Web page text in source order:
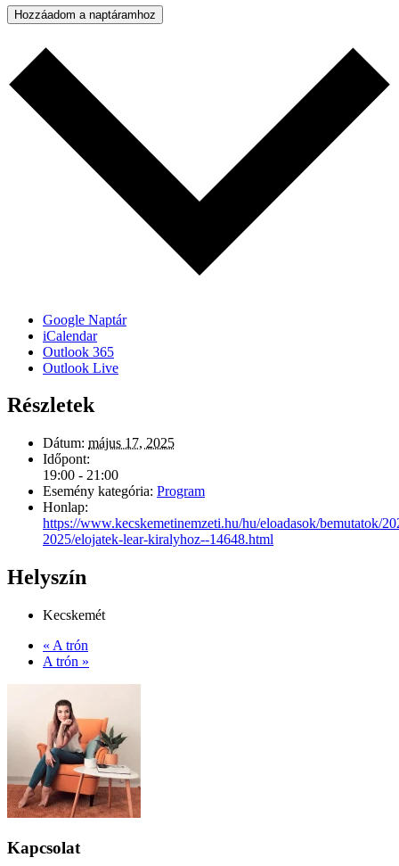
Hozzáadom a naptáramhoz
Google Naptár
iCalendar
Outlook 365
Outlook Live
Részletek
Dátum: május 17, 2025
Időpont:
19:00 - 21:00
Esemény kategória: Program
Honlap:
https://www.kecskemetinemzeti.hu/hu/eloadasok/bemutatok/
2025/elojatek-lear-kiralyhoz--14648.html
Helyszín
Kecskemét
« A trón
A trón »
Kapcsolat